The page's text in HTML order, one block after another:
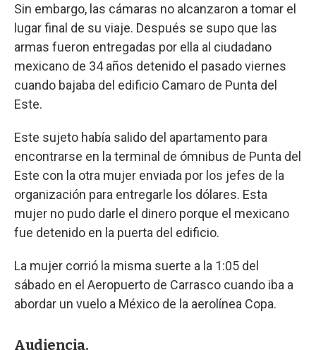
Sin embargo, las cámaras no alcanzaron a tomar el
lugar final de su viaje. Después se supo que las
armas fueron entregadas por ella al ciudadano
mexicano de 34 años detenido el pasado viernes
cuando bajaba del edificio Camaro de Punta del
Este.
Este sujeto había salido del apartamento para
encontrarse en la terminal de ómnibus de Punta del
Este con la otra mujer enviada por los jefes de la
organización para entregarle los dólares. Esta
mujer no pudo darle el dinero porque el mexicano
fue detenido en la puerta del edificio.
La mujer corrió la misma suerte a la 1:05 del
sábado en el Aeropuerto de Carrasco cuando iba a
abordar un vuelo a México de la aerolínea Copa.
Audiencia.